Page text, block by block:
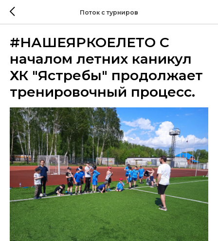
Поток с турниров
#НАШЕЯРКОЕЛЕТО С
началом летних каникул
ХК "Ястребы" продолжает
тренировочный процесс.